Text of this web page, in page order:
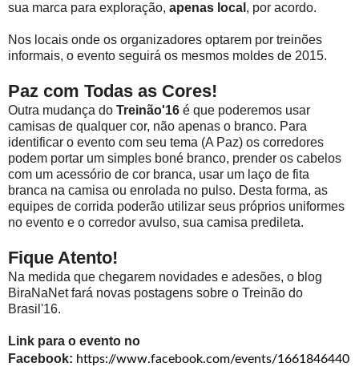
sua marca para exploração, apenas local , por acordo.
Nos locais onde os organizadores optarem por treinões
informais, o evento seguirá os mesmos moldes de 2015.
Paz com Todas as Cores!
Outra mudança do Treinão'16 é que poderemos usar
camisas de qualquer cor, não apenas o branco. Para
identificar o evento com seu tema (A Paz) os corredores
podem portar um simples boné branco, prender os cabelos
com um acessório de cor branca, usar um laço de fita
branca na camisa ou enrolada no pulso. Desta forma, as
equipes de corrida poderão utilizar seus próprios uniformes
no evento e o corredor avulso, sua camisa predileta.
Fique Atento!
Na medida que chegarem novidades e adesões, o blog
BiraNaNet fará novas postagens sobre o Treinão do
Brasil'16.
Link para o evento no
Facebook: https://www.facebook.com/events/1661846440